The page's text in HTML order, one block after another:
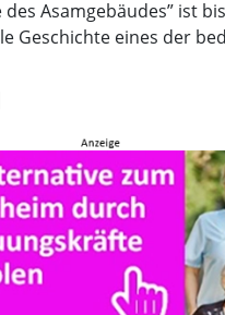
des Asamgebäudes” ist
Geschichte eines der